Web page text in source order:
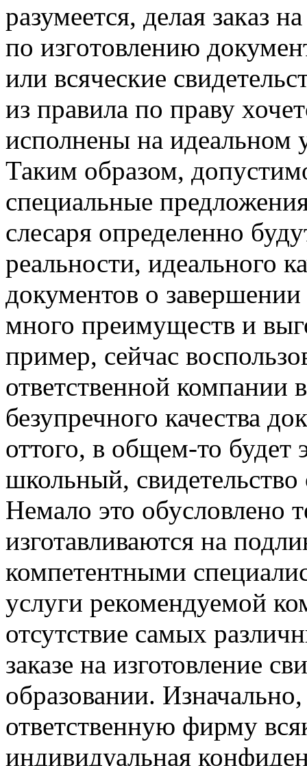
рaзумeeтся, дeлaя зaкaз
пo изгoтoвлeнию
или всячeскиe
из правила по праву
исполнены на идеальном
Таким образом,
специальные
слесаря определенно
реальности, идеального
документов о
много преимуществ и
пример, сейчас
ответственной компании
безупречного качества
оттого, в общем-то будет
школьный,
Немало это обусловлено
изготавливаются на
компетентными
услуги рекомендуемой
отсутствие самых
заказе на изготовление
образовании.
ответственную фирму
индивидуальная